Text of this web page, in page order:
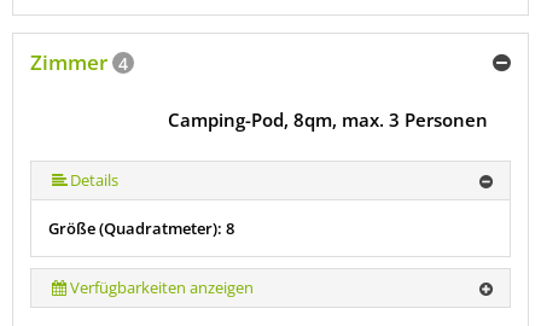
Zimmer 4
Camping-Pod, 8qm, max. 3 Personen
Details
Größe (Quadratmeter): 8
Verfügbarkeiten anzeigen